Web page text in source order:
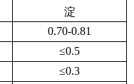
淀
0.70-0.81
≤0.5
≤0.3